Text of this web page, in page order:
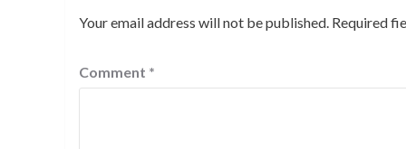
Your email address will not be published. Required
Comment *